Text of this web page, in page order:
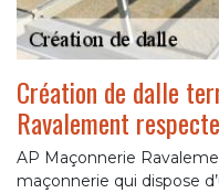
Création de dalle
Ravalement
AP Maçonnerie
maçonnerie qui dispose